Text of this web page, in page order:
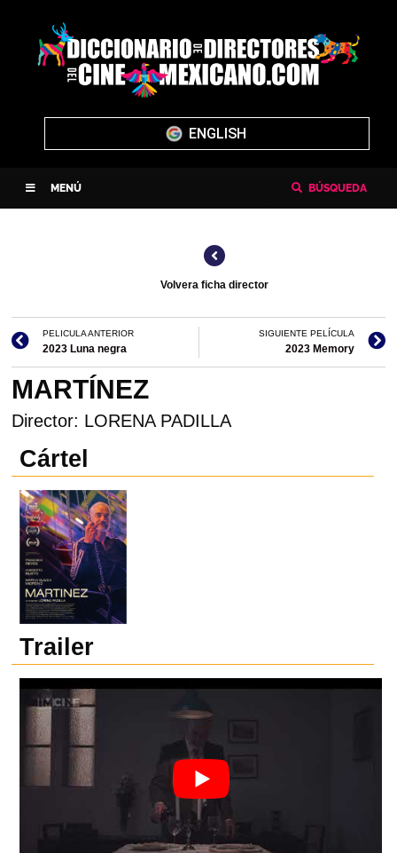
ENGLISH
MENÚ BÚSQUEDA
Volvera ficha director
PELICULA ANTERIOR
2023 Luna negra
SIGUIENTE PELÍCULA
2023 Memory
MARTÍNEZ
Director: LORENA PADILLA
Cártel
Trailer